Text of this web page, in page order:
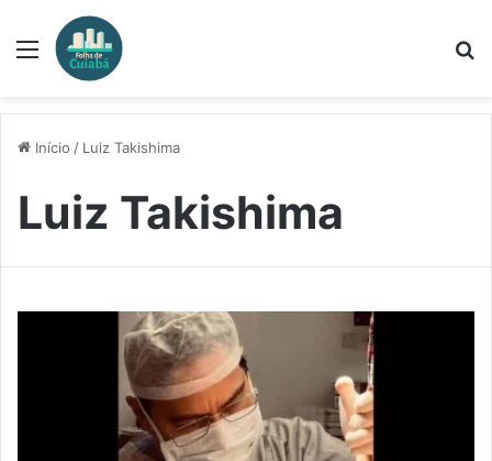
Menu
Início / Luiz Takishima
Luiz Takishima